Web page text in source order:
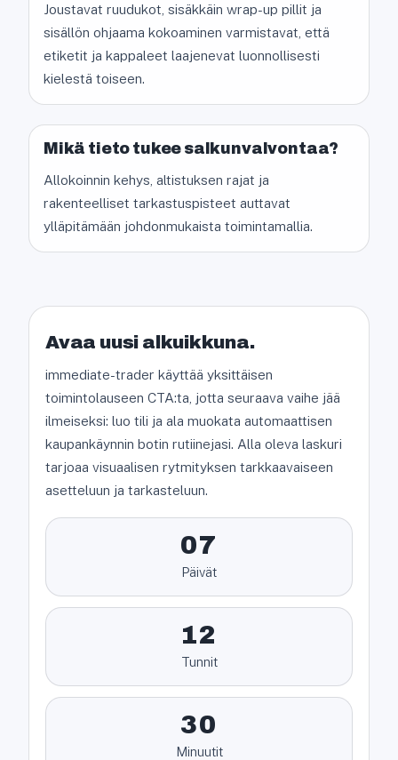
Joustavat ruudukot, sisäkkäin wrap-up pillit ja
sisällön ohjaama kokoaminen varmistavat, että
etiketit ja kappaleet laajenevat luonnollisesti
kielestä toiseen.
Mikä tieto tukee salkunvalvontaa?
Allokoinnin kehys, altistuksen rajat ja
rakenteelliset tarkastuspisteet auttavat
ylläpitämään johdonmukaista toimintamallia.
Avaa uusi alkuikkuna.
immediate-trader käyttää yksittäisen
toimintolauseen CTA:ta, jotta seuraava vaihe jää
ilmeiseksi: luo tili ja ala muokata automaattisen
kaupankäynnin botin rutiinejasi. Alla oleva laskuri
tarjoaa visuaalisen rytmityksen tarkkaavaiseen
asetteluun ja tarkasteluun.
07
Päivät
12
Tunnit
30
Minuutit